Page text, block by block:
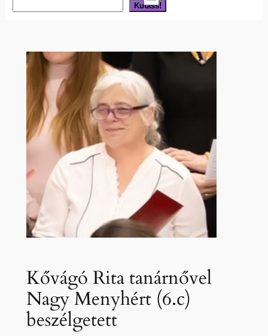
Kutass!
Kővágó Rita tanárnővel
Nagy Menyhért (6.c)
beszélgetett